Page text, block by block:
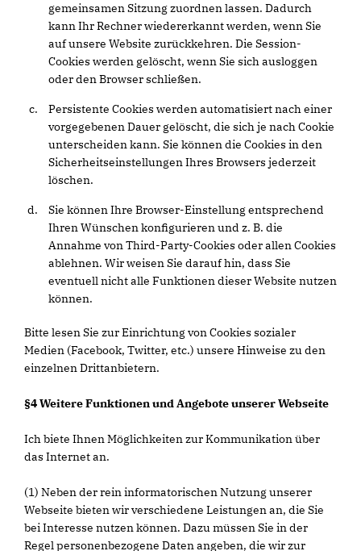
gemeinsamen Sitzung zuordnen lassen. Dadurch
kann Ihr Rechner wiedererkannt werden, wenn Sie
auf unsere Website zurückkehren. Die Session-
Cookies werden gelöscht, wenn Sie sich ausloggen
oder den Browser schließen.
Persistente Cookies werden automatisiert nach einer
vorgegebenen Dauer gelöscht, die sich je nach Cookie
unterscheiden kann. Sie können die Cookies in den
Sicherheitseinstellungen Ihres Browsers jederzeit
löschen.
Sie können Ihre Browser-Einstellung entsprechend
Ihren Wünschen konfigurieren und z. B. die
Annahme von Third-Party-Cookies oder allen Cookies
ablehnen. Wir weisen Sie darauf hin, dass Sie
eventuell nicht alle Funktionen dieser Website nutzen
können.
Bitte lesen Sie zur Einrichtung von Cookies sozialer
Medien (Facebook, Twitter, etc.) unsere Hinweise zu den
einzelnen Drittanbietern.
§4 Weitere Funktionen und Angebote unserer Webseite
Ich biete Ihnen Möglichkeiten zur Kommunikation über
das Internet an.
(1) Neben der rein informatorischen Nutzung unserer
Webseite bieten wir verschiedene Leistungen an, die Sie
bei Interesse nutzen können. Dazu müssen Sie in der
Regel personenbezogene Daten angeben, die wir zur